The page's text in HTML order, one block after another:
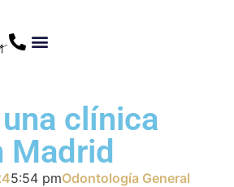
clínica
Madrid
5:54 pmOdontología General